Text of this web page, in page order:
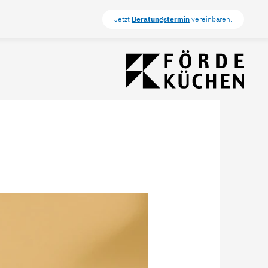
Jetzt Beratungstermin vereinbaren.